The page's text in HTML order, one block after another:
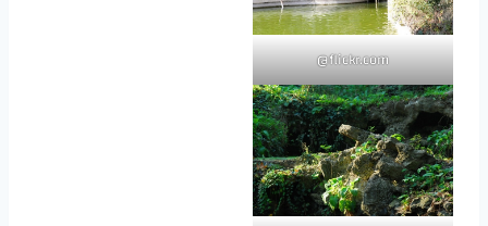
flickr.com@